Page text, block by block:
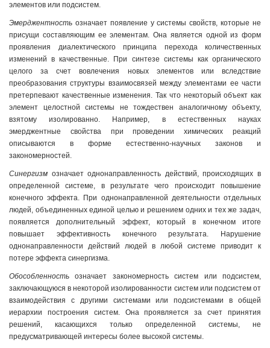
элементов или подсистем.
Эмерджентность означает появление у системы свойств, которые не
присущи составляющим ее элементам. Она является одной из форм
проявления диалектического принципа перехода количественных
изменений в качественные. При синтезе системы как органического
целого за счет вовлечения новых элементов или вследствие
преобразования структуры взаимосвязей между элементами ее части
претерпевают качественные изменения. Так что некоторый объект как
элемент целостной системы не тождествен аналогичному объекту,
взятому изолированно. Например, в естественных науках
эмерджентные свойства при проведении химических реакций
описываются в форме естественно-научных законов и
закономерностей.
Синергизм означает однонаправленность действий, происходящих в
определенной системе, в результате чего происходит повышение
конечного эффекта. При однонаправленной деятельности отдельных
людей, объединенных единой целью и решением одних и тех же задач,
появляется дополнительный эффект, который в конечном итоге
повышает эффективность конечного результата. Нарушение
однонаправленности действий людей в любой системе приводит к
потере эффекта синергизма.
Обособленность означает закономерность систем или подсистем,
заключающуюся в некоторой изолированности систем или подсистем от
взаимодействия с другими системами или подсистемами в общей
иерархии построения систем. Она проявляется за счет принятия
решений, касающихся только определенной системы, не
предусматривающей интересы более высокой системы.